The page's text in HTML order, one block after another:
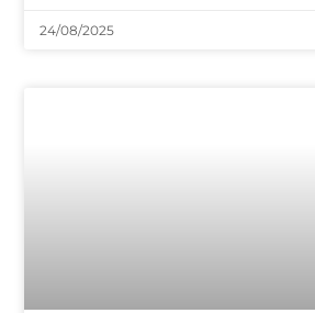
24/08/2025